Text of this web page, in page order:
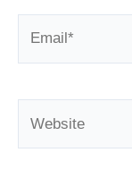
Email*
Website